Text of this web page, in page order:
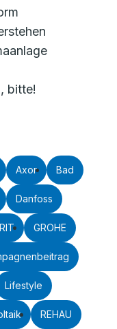
bitte!
Axor Bad
Danfoss
GROHE
Lifestyle
REHAU